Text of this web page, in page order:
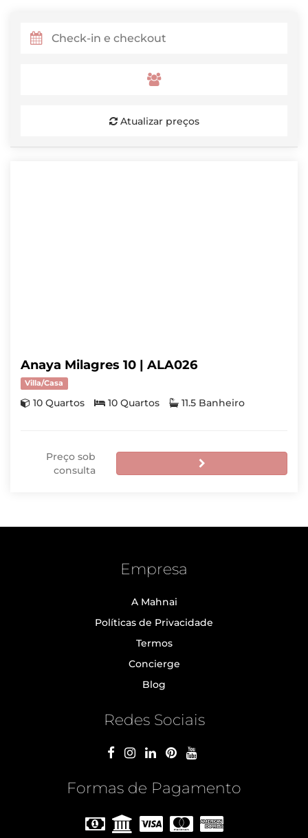
Atualizar preços
Anaya Milagres 10 | ALA026
Villa/Casa
10 Quartos 10 Quartos 11.5 Banheiro
Preço sob
consulta
Empresa
A Mahnai
Políticas de Privacidade
Termos
Concierge
Blog
Redes Sociais
Formas de Pagamento